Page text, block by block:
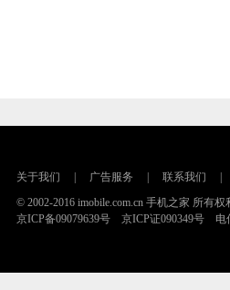
关于我们 广告服务 联系我们
© 2002-2016 imobile.com.cn 手机之家 所有权
京ICP备09079639号 京ICP证090349号 电